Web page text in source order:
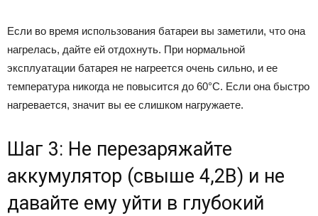
Если во время использования батареи вы заметили, что она
нагрелась, дайте ей отдохнуть. При нормальной
эксплуатации батарея не нагреется очень сильно, и ее
температура никогда не повысится до 60°С. Если она быстро
нагревается, значит вы ее слишком нагружаете.
Шаг 3: Не перезаряжайте
аккумулятор (свыше 4,2В) и не
давайте ему уйти в глубокий